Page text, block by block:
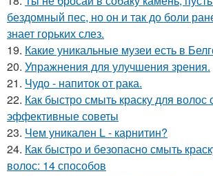
бездомный пес, но он и так до боли
знает горьких слез.
19. Какие уникальные музеи есть в
20. Упражнения для улучшения зрения.
21. Чудо - напиток от рака.
22. Как быстро смыть краску для волос
эффективные советы
23. Чем уникален L - карнитин?
24. Как быстро и безопасно смыть
волос: 14 способов